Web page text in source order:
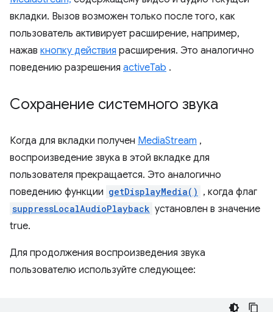
вкладки. Вызов возможен только после того, как
пользователь активирует расширение, например,
нажав кнопку действия расширения. Это аналогично
поведению разрешения activeTab .
Сохранение системного звука
Когда для вкладки получен MediaStream ,
воспроизведение звука в этой вкладке для
пользователя прекращается. Это аналогично
поведению функции getDisplayMedia() , когда флаг
suppressLocalAudioPlayback установлен в значение
true.
Для продолжения воспроизведения звука
пользователю используйте следующее: